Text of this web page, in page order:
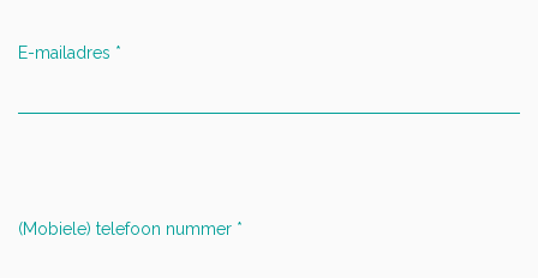
E-mailadres *
(Mobiele) telefoon nummer *